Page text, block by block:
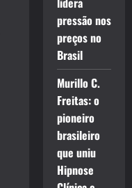
pressão nos
preços no
Brasil
Murillo C.
Freitas: o
pioneiro
brasileiro
que uniu
Hipnose